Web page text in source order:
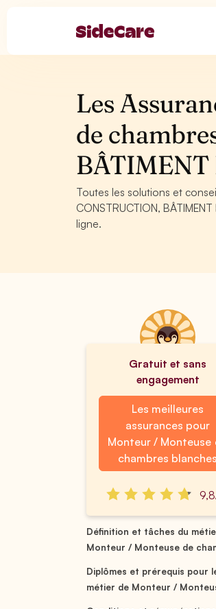
Les
de
BÂTIMENT
Toutes les solutions et
CONSTRUCTION,
ligne.
Gratuit et sans
engagement
Les meilleures
assurances pour
Monteur / Monteuse
chambres blanches
Définition et tâches du
Monteur / Monteuse de
Diplômes et prérequis pour
métier de Monteur /